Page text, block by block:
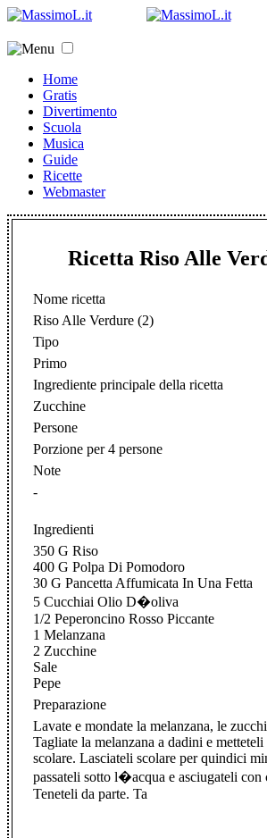
Home
Gratis
Divertimento
Scuola
Musica
Guide
Ricette
Webmaster
Ricetta Riso Alle
Nome ricetta
Riso Alle Verdure (2)
Tipo
Primo
Ingrediente principale della ricetta
Zucchine
Persone
Porzione per 4 persone
Note
-
Ingredienti
350 G Riso
400 G Polpa Di Pomodoro
30 G Pancetta Affumicata In Una Fetta
5 Cucchiai Olio D�oliva
1/2 Peperoncino Rosso Piccante
1 Melanzana
2 Zucchine
Sale
Pepe
Preparazione
Lavate e mondate la melanzana, le
Tagliate la melanzana a dadini e
scolare. Lasciateli scolare per quindici
passateli sotto l�acqua e asciugateli con
Teneteli da parte. Ta